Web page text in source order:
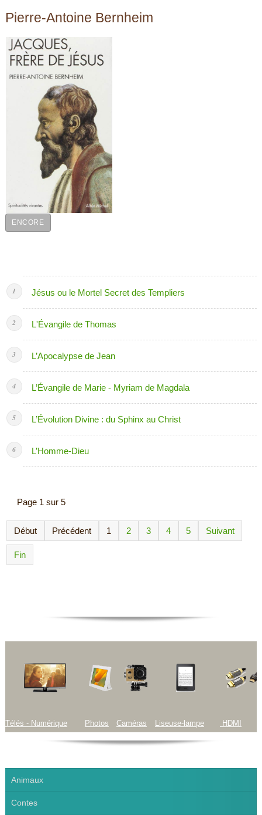
Pierre-Antoine Bernheim
ENCORE
Jésus ou le Mortel Secret des Templiers
L'Évangile de Thomas
L’Apocalypse de Jean
L’Évangile de Marie - Myriam de Magdala
L’Évolution Divine : du Sphinx au Christ
L’Homme-Dieu
Page 1 sur 5
Début Précédent 1 2 3 4 5 Suivant
Fin
Télés - Numérique Photos Caméras Liseuse-lampe HDMI
Animaux
Contes